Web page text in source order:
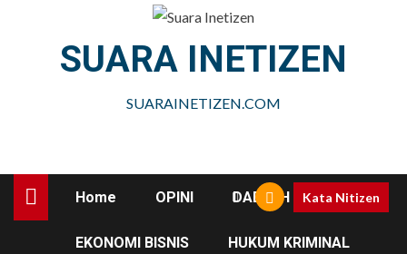
SUARA INETIZEN
SUARAINETIZEN.COM
Home OPINI DAERAH
EKONOMI BISNIS HUKUM KRIMINAL
Kata Nitizen